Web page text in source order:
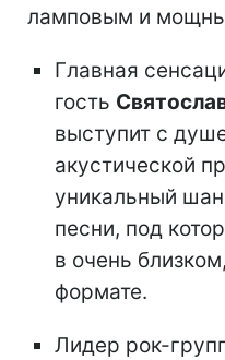
ламповым и
Главная
гость
выступит с
акустической
уникальный
песни, под
в очень
формате.
Лидер рок-